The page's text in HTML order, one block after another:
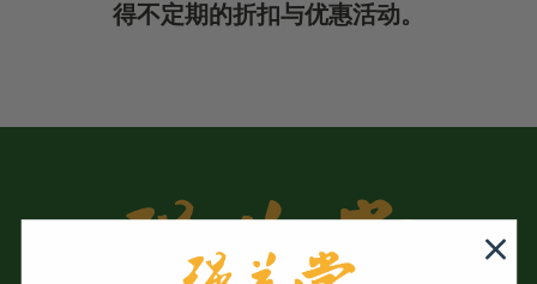
得不定期的折扣与优惠活动。